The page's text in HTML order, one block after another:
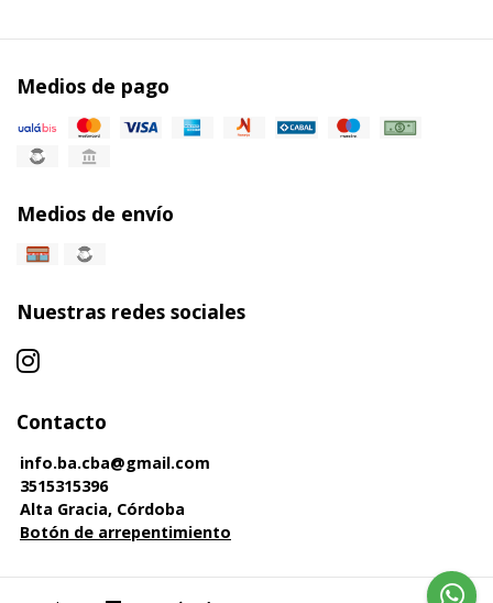
Medios de pago
Medios de envío
Nuestras redes sociales
Contacto
info.ba.cba@gmail.com
3515315396
Alta Gracia, Córdoba
Botón de arrepentimiento